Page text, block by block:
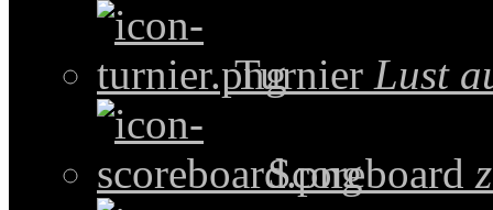
Turnier Lust
Scoreboard